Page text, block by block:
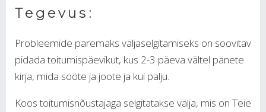
Tegevus:
Probleemide paremaks väljaselgitamiseks on soovitav
pidada toitumispäevikut, kus 2-3 päeva vältel panete
kirja, mida sööte ja joote ja kui palju.
Koos toitumisnõustajaga selgitatakse välja, mis on Teie